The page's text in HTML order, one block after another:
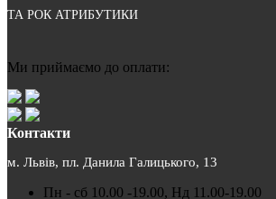
ТА РОК АТРИБУТИКИ
Ми приймаємо до оплати:
Контакти
м. Львів, пл. Данила Галицького, 13
Пн - сб 10.00 -19.00, Нд 11.00-19.00